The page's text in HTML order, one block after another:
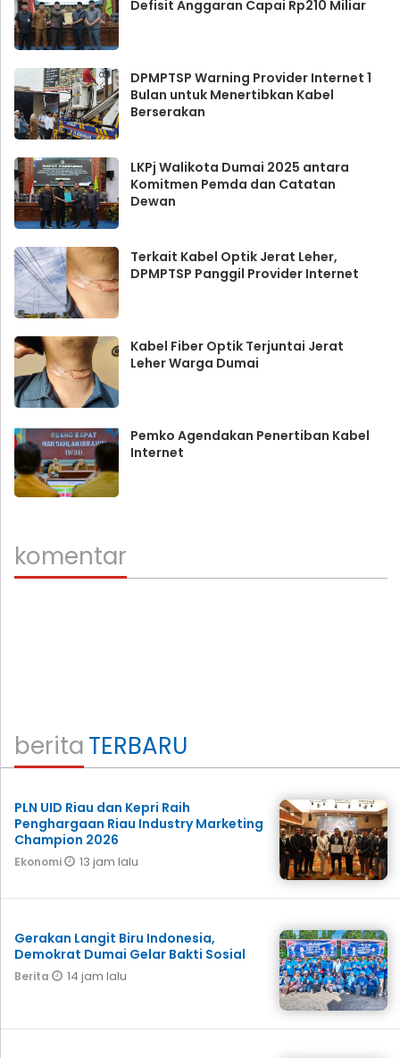
Defisit Anggaran Capai Rp210 Miliar
DPMPTSP Warning Provider Internet 1
Bulan untuk Menertibkan Kabel
Berserakan
LKPj Walikota Dumai 2025 antara
Komitmen Pemda dan Catatan
Dewan
Terkait Kabel Optik Jerat Leher,
DPMPTSP Panggil Provider Internet
Kabel Fiber Optik Terjuntai Jerat
Leher Warga Dumai
Pemko Agendakan Penertiban Kabel
Internet
komentar
beritaTERBARU
PLN UID Riau dan Kepri Raih
Penghargaan Riau Industry Marketing
Champion 2026
Ekonomi 13 jam lalu
Gerakan Langit Biru Indonesia,
Demokrat Dumai Gelar Bakti Sosial
Berita 14 jam lalu